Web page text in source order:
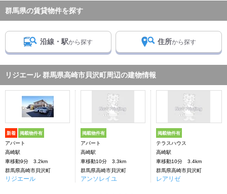
群馬県の賃貸物件を探す
沿線・駅から探す 住所から探す
リジエール 群馬県高崎市貝沢町周辺の建物情報
新着 掲載物件有
アパート
高崎駅
車移動9分 3.2km
群馬県高崎市貝沢町
リジエール
掲載物件有
アパート
高崎駅
車移動10分 3.3km
群馬県高崎市貝沢町
アンソレイユ
掲載物件有
テラスハウス
高崎駅
車移動10分 3.4km
群馬県高崎市貝沢町
レアリゼ